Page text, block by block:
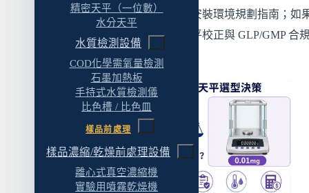
精密天平（一位數）
水分天平
水質檢測設備
COD化學需氧量檢測
石墨加熱板
手持式水質檢測儀
比色槽 / 比色皿
樣品前處理
樣品濃縮/乾燥前處理設備
離心式真空濃縮機
實驗用噴霧乾燥機
六、合規場域對選購的影響
合規等級不直接等於精度等級
判斷原則
USP 〈41〉 新版（2026 年生效）的額外要求
七、預算與環境條件的取捨
真正的成本差不是天平本身，是配套
配套不到位 → 半微量精度回不來
預算分配的判斷
沒處理環境，先看實驗室天平安裝環境規劃指南；如
經買完要處理校正合規，看天平校正與 GLP/GMP 合